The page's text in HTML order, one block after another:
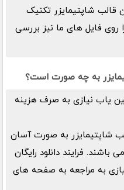
قالب شاپتیمایزر تکنیک
فایل های ما نیز بررسی
به چه صورت است؟
یاب نیازی به صرف هزینه
شاپتیمایزر به صورت آسان
فرایند دانلود رایگان
به مراجعه به صفحه های